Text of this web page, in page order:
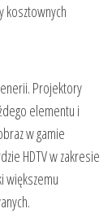
kosztownych
Projektory
elementu i
w gamie
HDTV w zakresie
większemu